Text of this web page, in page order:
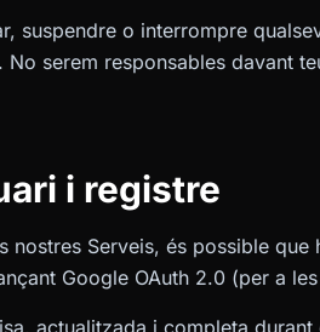
suspendre o interrompre
serem responsables davant
i registre
nostres Serveis, és possible
Google OAuth 2.0 (per a
actualitzada i completa durant